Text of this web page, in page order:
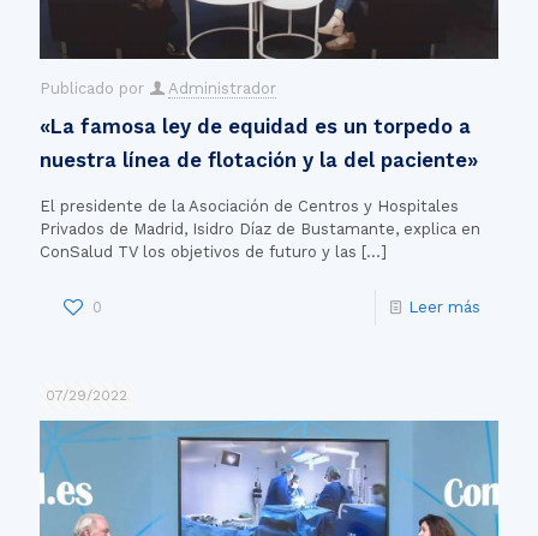
Publicado por Administrador
«La famosa ley de equidad es un torpedo a
nuestra línea de flotación y la del paciente»
El presidente de la Asociación de Centros y Hospitales
Privados de Madrid, Isidro Díaz de Bustamante, explica en
ConSalud TV los objetivos de futuro y las […]
0 Leer más
07/29/2022